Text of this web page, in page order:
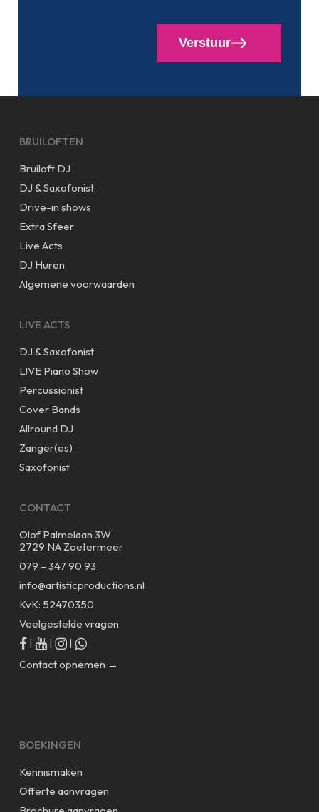
Verstuur
BRUILOFTEN
Bruiloft DJ
DJ & Saxofonist
Drive-in shows
Extra Sfeer
Live Acts
DJ Huren
Algemene voorwaarden
LIVE ACTS
DJ & Saxofonist
L!VE Piano Show
Percussionist
Cover Bands
Allround DJ
Zanger(es)
Saxofonist
CONTACT
Olof Palmelaan 3W
2729 NA Zoetermeer
079 – 347 90 93
info@artisticproductions.nl
KvK: 52470350
Veelgestelde vragen
|
|
|
Contact opnemen →
BOEKINGEN
Kennismaken
Offerte aanvragen